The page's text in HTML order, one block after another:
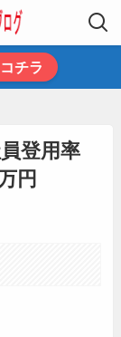
チラ
登用率
円